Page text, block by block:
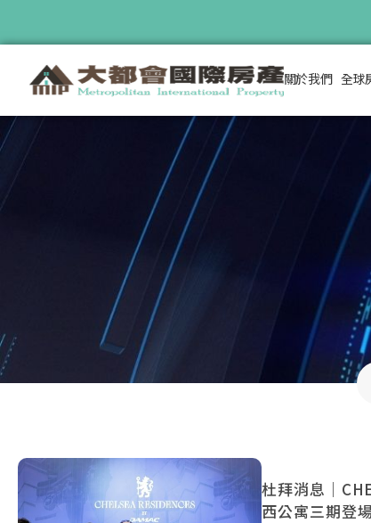
關於我們 全球
杜拜消息｜
西公寓三期登場